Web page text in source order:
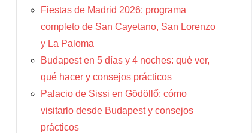
Fiestas de Madrid 2026: programa
completo de San Cayetano, San Lorenzo
y La Paloma
Budapest en 5 días y 4 noches: qué ver,
qué hacer y consejos prácticos
Palacio de Sissi en Gödöllő: cómo
visitarlo desde Budapest y consejos
prácticos